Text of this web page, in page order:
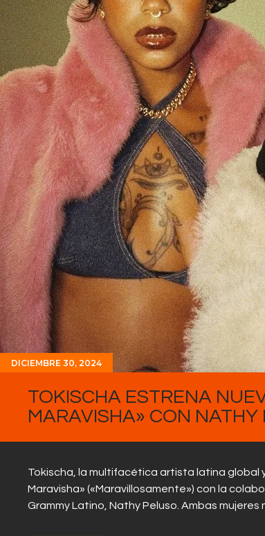
DICIEMBRE 30, 2024
TOKISCHA ESTRENA
MARAVISHA» CON NATHY
Tokischa, la multifacética artista latina global
Maravisha» («Maravillosamente») con la
Grammy Latino, Nathy Peluso. Ambas